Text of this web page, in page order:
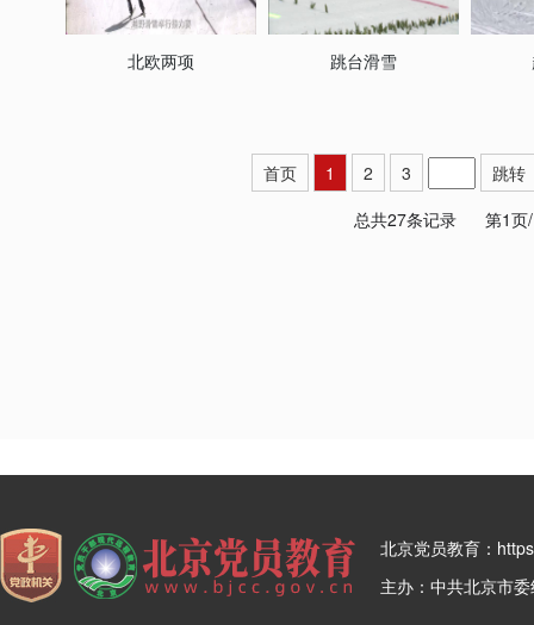
北欧两项 跳台滑雪
首页 1 2 3
跳转
总共27条记录 第1页/
北京党员教育：
主办：中共北京市